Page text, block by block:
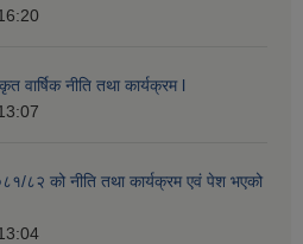
नीति तथा कार्यक्रम l
८२ को नीति तथा कार्यक्रम एवं पेश भएको